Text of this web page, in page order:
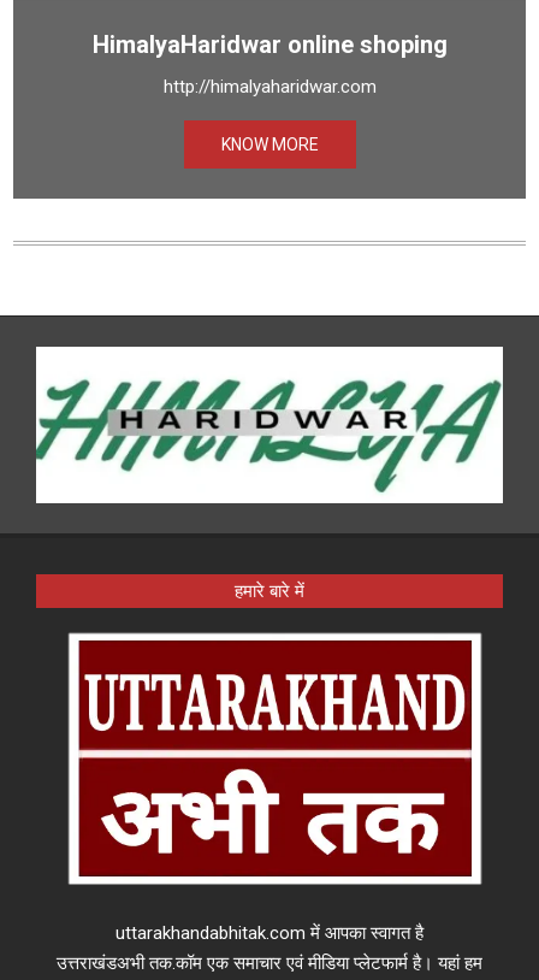
HimalyaHaridwar online shoping
http://himalyaharidwar.com
KNOW MORE
हमारे बारे में
uttarakhandabhitak.com में आपका स्वागत है
उत्तराखंडअभी तक.कॉम एक समाचार एवं मीडिया प्लेटफार्म है। यहां हम